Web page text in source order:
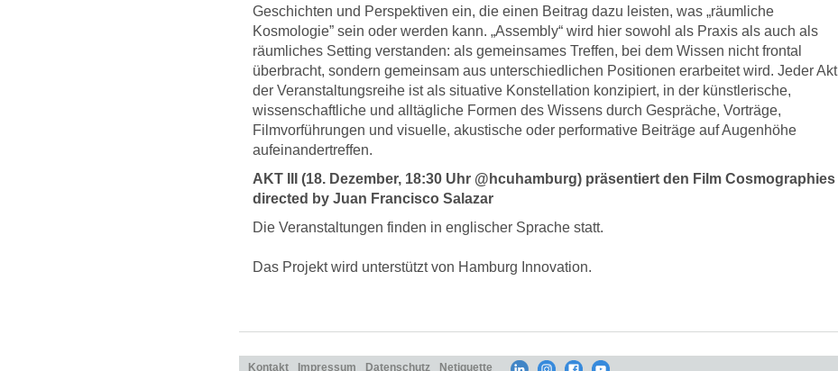
Geschichten und Perspektiven ein, die einen Beitrag dazu leisten, was „räumliche
Kosmologie” sein oder werden kann. „Assembly“ wird hier sowohl als Praxis als auch als
räumliches Setting verstanden: als gemeinsames Treffen, bei dem Wissen nicht frontal
überbracht, sondern gemeinsam aus unterschiedlichen Positionen erarbeitet wird. Jeder Akt
der Veranstaltungsreihe ist als situative Konstellation konzipiert, in der künstlerische,
wissenschaftliche und alltägliche Formen des Wissens durch Gespräche, Vorträge,
Filmvorführungen und visuelle, akustische oder performative Beiträge auf Augenhöhe
aufeinandertreffen.
AKT III (18. Dezember, 18:30 Uhr @hcuhamburg) präsentiert den Film Cosmographies
directed by Juan Francisco Salazar
Die Veranstaltungen finden in englischer Sprache statt.
Das Projekt wird unterstützt von Hamburg Innovation.
Kontakt Impressum Datenschutz Netiquette